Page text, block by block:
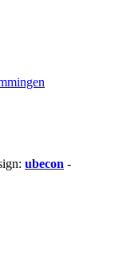
ubecon -